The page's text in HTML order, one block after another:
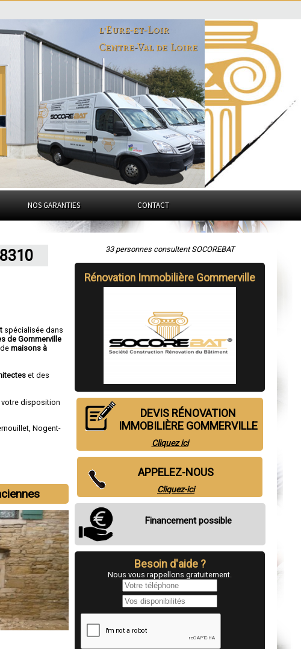
l'Eure-et-Loir
Centre-Val de Loire
NOS GARANTIES CONTACT
spécialisée dans
de Gommerville
demaisons à
et des
disposition
,Nogent-
33 personnes consultent SOCOREBAT
Rénovation Immobilière Gommerville
DEVIS RÉNOVATION
IMMOBILIÈRE GOMMERVILLE
Cliquez ici
APPELEZ-NOUS
Cliquez-ici
Financement possible
Besoin d'aide ?
Nous vous rappellons gratuitement.